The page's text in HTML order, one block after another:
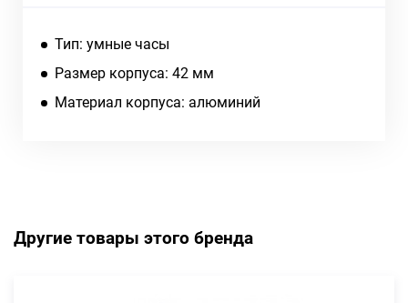
Тип: умные часы
Размер корпуса: 42 мм
Материал корпуса: алюминий
Другие товары этого бренда